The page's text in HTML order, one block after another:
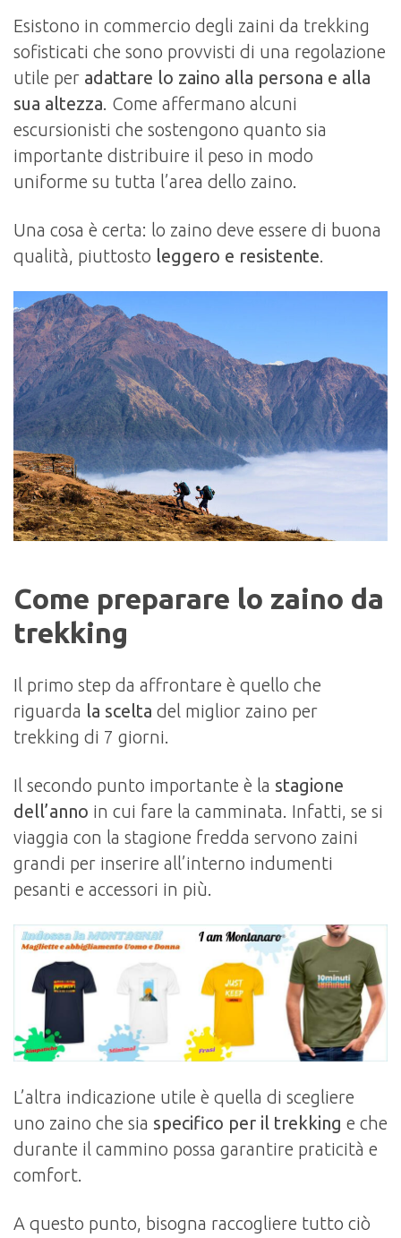
Esistono in commercio degli zaini da trekking
sofisticati che sono provvisti di una regolazione
utile per adattare lo zaino alla persona e alla
sua altezza. Come affermano alcuni
escursionisti che sostengono quanto sia
importante distribuire il peso in modo
uniforme su tutta l’area dello zaino.
Una cosa è certa: lo zaino deve essere di buona
qualità, piuttosto leggero e resistente.
Come preparare lo zaino da
trekking
Il primo step da affrontare è quello che
riguarda la scelta del miglior zaino per
trekking di 7 giorni.
Il secondo punto importante è la stagione
dell’anno in cui fare la camminata. Infatti, se si
viaggia con la stagione fredda servono zaini
grandi per inserire all’interno indumenti
pesanti e accessori in più.
L’altra indicazione utile è quella di scegliere
uno zaino che sia specifico per il trekking e che
durante il cammino possa garantire praticità e
comfort.
A questo punto, bisogna raccogliere tutto ciò